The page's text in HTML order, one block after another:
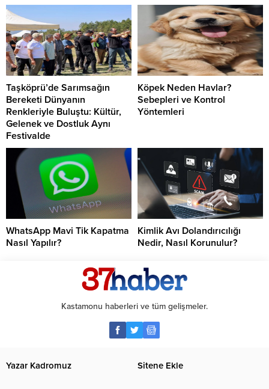
Taşköprü’de Sarımsağın
Bereketi Dünyanın
Renkleriyle Buluştu: Kültür,
Gelenek ve Dostluk Aynı
Festivalde
Köpek Neden Havlar?
Sebepleri ve Kontrol
Yöntemleri
WhatsApp Mavi Tik Kapatma
Nasıl Yapılır?
Kimlik Avı Dolandırıcılığı
Nedir, Nasıl Korunulur?
Kastamonu haberleri ve tüm gelişmeler.
Yazar Kadromuz Sitene Ekle